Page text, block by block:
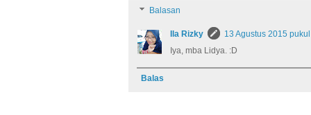
Balasan
Ila Rizky
13 Agustus 2015
Iya, mba Lidya. :D
Balas